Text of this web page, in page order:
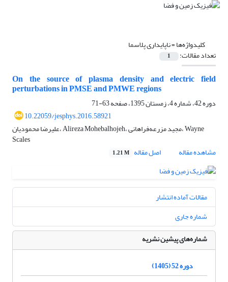
کلیدواژه‌ها =ناپایداری پلاسما
تعداد مقالات: 1
On the source of plasma density and electric field
perturbations in PMSE and PMWE regions
دوره 42، شماره 4، زمستان 1395، صفحه
63-71
10.22059/jesphys.2016.58921
علیرضا محمودیان، Alireza Mohebalhojeh، مجید مزرعه‌فراهانی، Wayne
Scales
مشاهده مقاله
اصل مقاله 1.21 M
مقالات آماده انتشار
شماره جاری
شماره‌های پیشین نشریه
دوره 52 (1405)